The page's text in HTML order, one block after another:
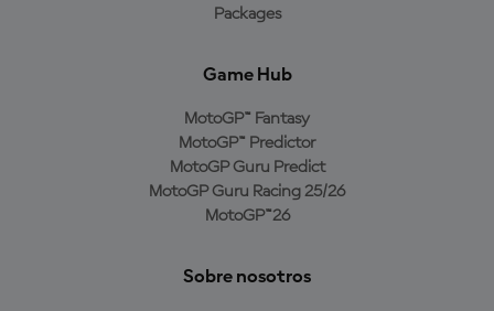
Packages
Game Hub
MotoGP™ Fantasy
MotoGP™ Predictor
MotoGP Guru Predict
MotoGP Guru Racing 25/26
MotoGP™26
Sobre nosotros